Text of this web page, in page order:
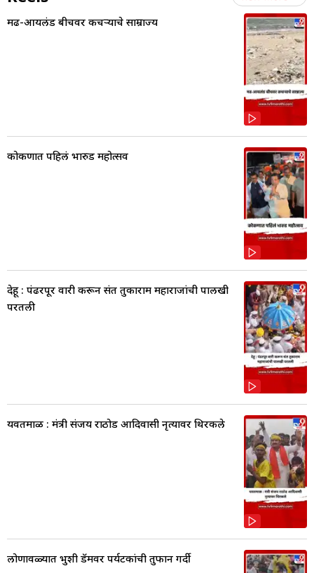
मढ-आयलंड बीचवर कचऱ्याचे साम्राज्य
कोकणात पहिलं भारुड महोत्सव
देहू : पंढरपूर वारी करून संत तुकाराम महाराजांची पालखी
परतली
यवतमाळ : मंत्री संजय राठोड आदिवासी नृत्यावर थिरकले
लोणावळ्यात भुशी डॅमवर पर्यटकांची तुफान गर्दी